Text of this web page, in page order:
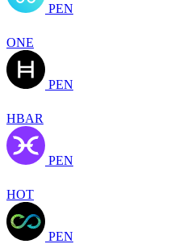
PEN
ONE
PEN
HBAR
PEN
HOT
PEN